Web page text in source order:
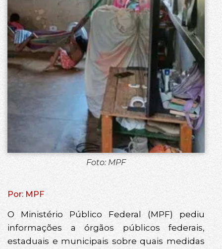
Foto: MPF
Por: MPF
O Ministério Público Federal (MPF) pediu
informações a órgãos públicos federais,
estaduais e municipais sobre quais medidas